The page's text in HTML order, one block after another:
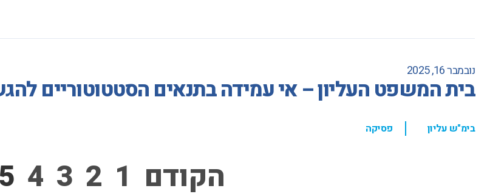
נובמבר 16, 2025
בית המשפט העליון – אי עמידה בתנאים הסטטוטוריים
בימ"ש עליון , פסיקה
הקודם 1
2
3
4
5